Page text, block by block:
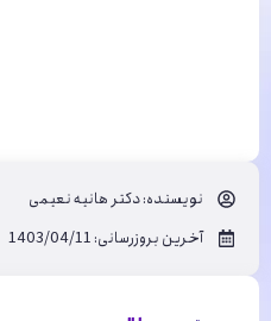
نویسنده:دکتر هانیه نعیمی
آخرین بروزرسانی: 1403/04/11